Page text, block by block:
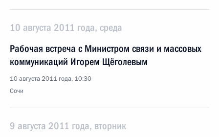
10 августа 2011 года, среда
Рабочая встреча с Министром связи и массовых
коммуникаций Игорем Щёголевым
10 августа 2011 года, 10:30
Сочи
9 августа 2011 года, вторник